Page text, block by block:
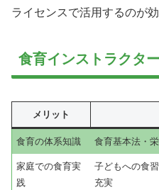
ライセンスで活用するのが効
食育インストラクタ
メリット
食育の体系知識 食育基本法・
家庭での食育実
践
子どもへの食
充実